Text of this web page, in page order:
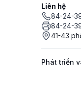
Liên hệ
84-24-
84-24-
41-43
Phát triển